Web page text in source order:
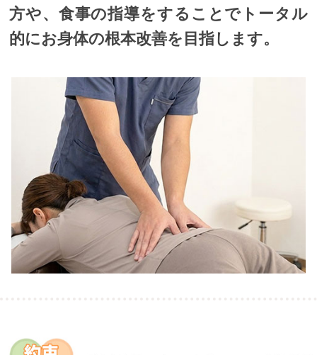
方や、食事の指導をすることでトータル
的にお身体の根本改善を目指します。